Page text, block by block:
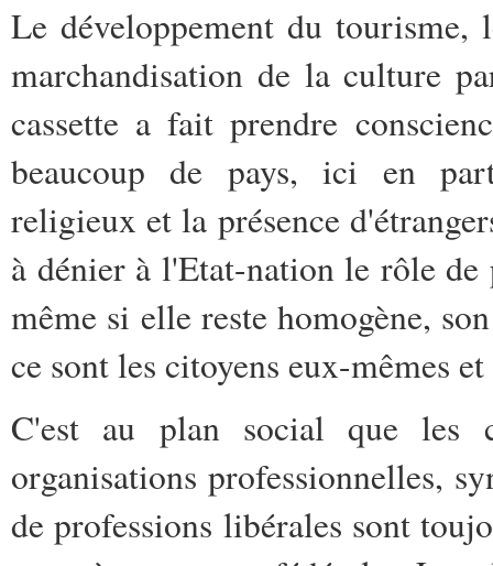
Le développement du tourisme,
marchandisation de la culture
cassette a fait prendre
beaucoup de pays, ici en
religieux et la présence
à dénier à l'Etat-nation le rôle
même si elle reste homogène,
ce sont les citoyens eux-mêmes
C'est au plan social que les
organisations professionnelles,
de professions libérales sont